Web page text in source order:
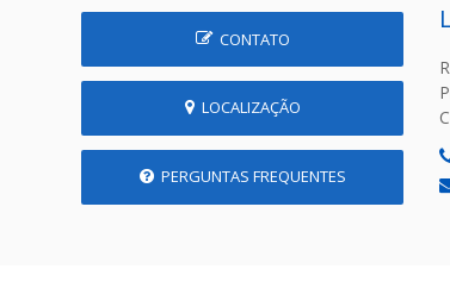
CONTATO
LOCALIZAÇÃO
PERGUNTAS FREQUENTES